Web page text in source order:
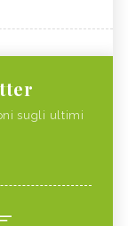
sugli ultimi